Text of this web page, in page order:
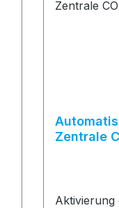
Zentrale
Aktivierung